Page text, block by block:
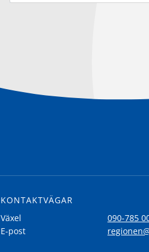
KONTAKTVÄGAR
Växel
090-785
E-post